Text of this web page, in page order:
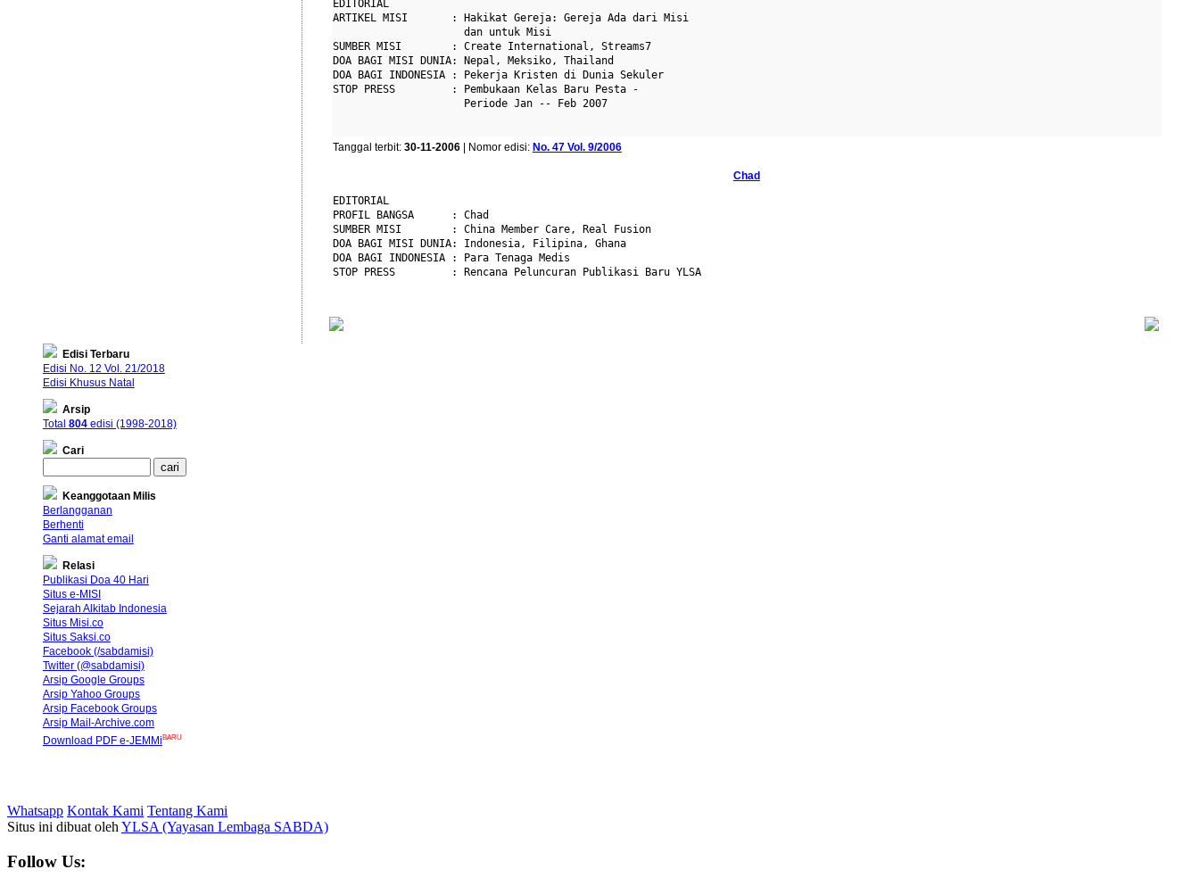
EDITORIAL
ARTIKEL MISI       : Hakikat Gereja: Gereja Ada dari Misi
                     dan untuk Misi
SUMBER MISI        : Create International, Streams7
DOA BAGI MISI DUNIA: Nepal, Meksiko, Thailand
DOA BAGI INDONESIA : Pekerja Kristen di Dunia Sekuler
STOP PRESS         : Pembukaan Kelas Baru Pesta -
                     Periode Jan -- Feb 2007
Tanggal terbit: 30-11-2006| Nomor edisi: No. 47 Vol. 9/2006
Chad
EDITORIAL
PROFIL BANGSA      : Chad
SUMBER MISI        : China Member Care, Real Fusion
DOA BAGI MISI DUNIA: Indonesia, Filipina, Ghana
DOA BAGI INDONESIA : Para Tenaga Medis
STOP PRESS         : Rencana Peluncuran Publikasi Baru YLSA
Edisi Terbaru
Edisi No. 12 Vol. 21/2018
Edisi Khusus Natal
Arsip
Total 804edisi (1998-2018)
Cari
Keanggotaan Milis
Berlangganan
Berhenti
Ganti alamat email
Relasi
Publikasi Doa 40 Hari
Situs e-MISI
Sejarah Alkitab Indonesia
Situs Misi.co
Situs Saksi.co
Facebook (/sabdamisi)
Twitter (@sabdamisi)
Arsip Google Groups
Arsip Yahoo Groups
Arsip Facebook Groups
Arsip Mail-Archive.com
Download PDF e-JEMMiBARU
Whatsapp Kontak Kami Tentang Kami
Situs ini dibuat oleh YLSA (Yayasan Lembaga SABDA)
Follow Us: